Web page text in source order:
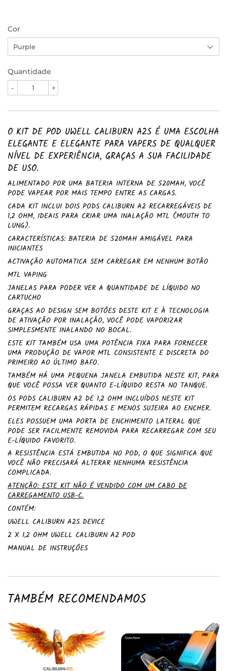
Cor
Quantidade
+
-
O KIT DE POD UWELL CALIBURN A2S É UMA ESCOLHA
ELEGANTE E ELEGANTE PARA VAPERS DE QUALQUER
NÍVEL DE EXPERIÊNCIA, GRAÇAS A SUA FACILIDADE
DE USO.
ALIMENTADO POR UMA BATERIA INTERNA DE 520MAH, VOCÊ
PODE VAPEAR POR MAIS TEMPO ENTRE AS CARGAS.
CADA KIT INCLUI DOIS PODS CALIBURN A2 RECARREGÁVEIS ​​DE
1,2 OHM, IDEAIS PARA CRIAR UMA INALAÇÃO MTL (MOUTH TO
LUNG).
CARACTERÍSTICAS: BATERIA DE 520MAH AMIGÁVEL PARA
INICIANTES
ACTIVAÇÃO AUTOMATICA SEM CARREGAR EM NENHUM BOTÃO
MTL VAPING
JANELAS PARA PODER VER A QUANTIDADE DE LÍQUIDO NO
CARTUCHO
GRAÇAS AO DESIGN SEM BOTÕES DESTE KIT E À TECNOLOGIA
DE ATIVAÇÃO POR INALAÇÃO, VOCÊ PODE VAPORIZAR
SIMPLESMENTE INALANDO NO BOCAL.
ESTE KIT TAMBÉM USA UMA POTÊNCIA FIXA PARA FORNECER
UMA PRODUÇÃO DE VAPOR MTL CONSISTENTE E DISCRETA DO
PRIMEIRO AO ÚLTIMO BAFO.
TAMBÉM HÁ UMA PEQUENA JANELA EMBUTIDA NESTE KIT, PARA
QUE VOCÊ POSSA VER QUANTO E-LÍQUIDO RESTA NO TANQUE.
OS PODS CALIBURN A2 DE 1,2 OHM INCLUÍDOS NESTE KIT
PERMITEM RECARGAS RÁPIDAS E MENOS SUJEIRA AO ENCHER.
ELES POSSUEM UMA PORTA DE ENCHIMENTO LATERAL QUE
PODE SER FACILMENTE REMOVIDA PARA RECARREGAR COM SEU
E-LÍQUIDO FAVORITO.
A RESISTÊNCIA ESTÁ EMBUTIDA NO POD, O QUE SIGNIFICA QUE
VOCÊ NÃO PRECISARÁ ALTERAR NENHUMA RESISTÊNCIA
COMPLICADA.
ATENÇÃO: ESTE KIT NÃO É VENDIDO COM UM CABO DE
CARREGAMENTO USB-C.
CONTÉM:
UWELL CALIBURN A2S DEVICE
2 X 1,2 OHM UWELL CALIBURN A2 POD
MANUAL DE INSTRUÇÕES
TAMBÉM RECOMENDAMOS